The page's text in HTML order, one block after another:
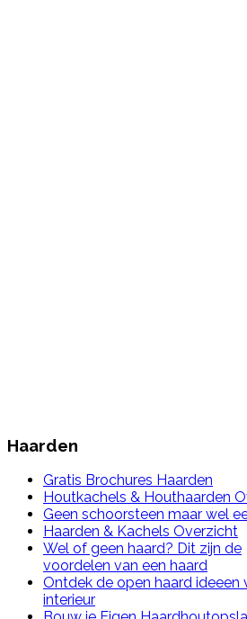
Haarden
Gratis Brochures Haarden
Houtkachels & Houthaarden
Geen schoorsteen maar wel
Haarden & Kachels Overzicht
Wel of geen haard? Dit zijn de
voordelen van een haard
Ontdek de open haard ideeen
interieur